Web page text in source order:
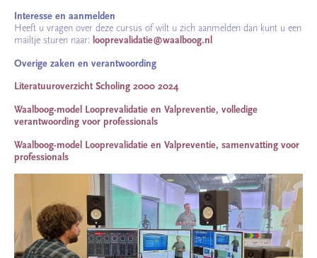
Interesse en aanmelden
Heeft u vragen over deze cursus of wilt u zich aanmelden dan kunt u een
mailtje sturen naar: looprevalidatie@waalboog.nl
Overige zaken en verantwoording
Literatuuroverzicht Scholing 2000 2024
Waalboog-model Looprevalidatie en Valpreventie, volledige
verantwoording voor professionals
Waalboog-model Looprevalidatie en Valpreventie, samenvatting voor
professionals